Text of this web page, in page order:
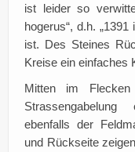
ist leider so
hogerus“, d.h.
ist. Des Steines
Kreise ein einfaches
Mitten im
ebenfalls der
und Rückseite